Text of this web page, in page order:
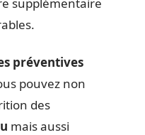
préventives
pouvez non
des
mais aussi